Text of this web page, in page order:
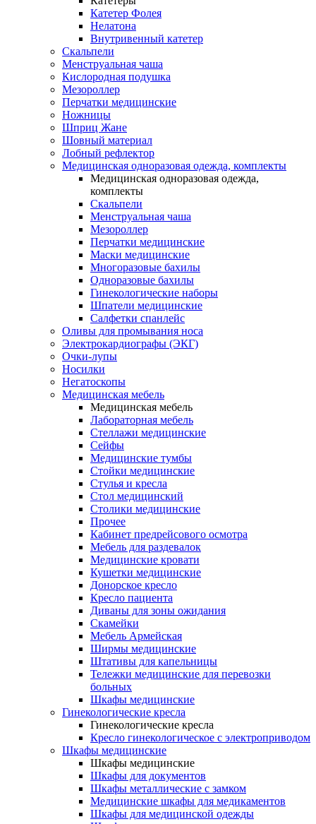
Катетер Фолея
Нелатона
Внутривенный катетер
Скальпели
Менструальная чаша
Кислородная подушка
Мезороллер
Перчатки медицинские
Ножницы
Шприц Жане
Шовный материал
Лобный рефлектор
Медицинская одноразовая одежда, комплекты
Медицинская одноразовая одежда,
комплекты
Скальпели
Менструальная чаша
Мезороллер
Перчатки медицинские
Маски медицинские
Многоразовые бахилы
Одноразовые бахилы
Гинекологические наборы
Шпатели медицинские
Салфетки спанлейс
Оливы для промывания носа
Электрокардиографы (ЭКГ)
Очки-лупы
Носилки
Негатоскопы
Медицинская мебель
Медицинская мебель
Лабораторная мебель
Стеллажи медицинские
Сейфы
Медицинские тумбы
Стойки медицинские
Cтулья и кресла
Стол медицинский
Столики медицинские
Прочее
Кабинет предрейсового осмотра
Мебель для раздевалок
Медицинские кровати
Кушетки медицинские
Донорское кресло
Кресло пациента
Диваны для зоны ожидания
Скамейки
Мебель Армейская
Ширмы медицинские
Штативы для капельницы
Тележки медицинские для перевозки
больных
Шкафы медицинские
Гинекологические кресла
Гинекологические кресла
Кресло гинекологическое с электроприводом
Шкафы медицинские
Шкафы медицинские
Шкафы для документов
Шкафы металлические с замком
Медицинские шкафы для медикаментов
Шкафы для медицинской одежды